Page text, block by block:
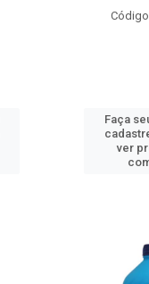
Faça
ver